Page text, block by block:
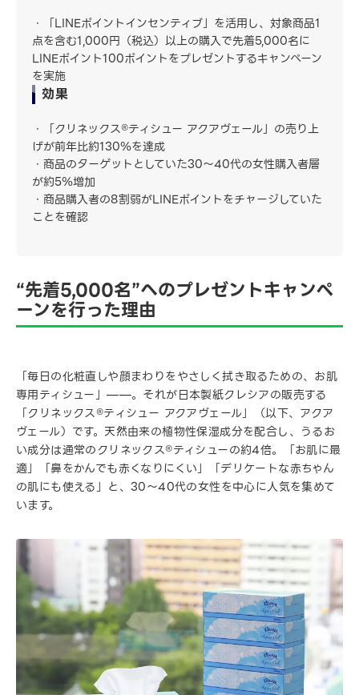
・「LINEポイントインセンティブ」を活用し、対象商品1
点を含む1,000円（税込）以上の購入で先着5,000名に
LINEポイント100ポイントをプレゼントするキャンペーン
を実施
効果
・「クリネックス®ティシュー アクアヴェール」の売り上
げが前年比約130％を達成
・商品のターゲットとしていた30〜40代の女性購入者層
が約5％増加
・商品購入者の8割弱がLINEポイントをチャージしていた
ことを確認
“先着5,000名”へのプレゼントキャンペ
ーンを行った理由
「毎日の化粧直しや顔まわりをやさしく拭き取るための、お肌
専用ティシュー」——。それが日本製紙クレシアの販売する
「クリネックス®ティシュー アクアヴェール」（以下、アクア
ヴェール）です。天然由来の植物性保湿成分を配合し、うるお
い成分は通常のクリネックス®ティシューの約4倍。「お肌に最
適」「鼻をかんでも赤くなりにくい」「デリケートな赤ちゃん
の肌にも使える」と、30〜40代の女性を中心に人気を集めて
います。